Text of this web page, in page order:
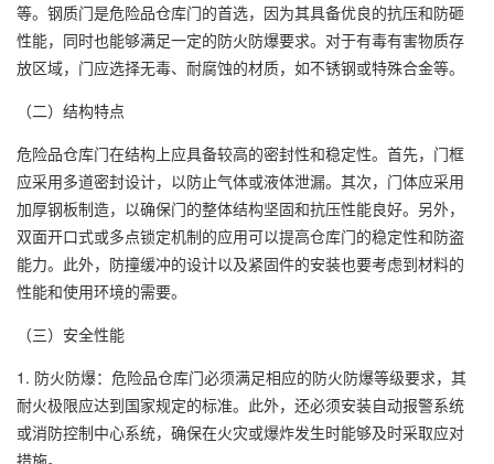
等。钢质门是危险品仓库门的首选，因为其具备优良的抗压和防砸
性能，同时也能够满足一定的防火防爆要求。对于有毒有害物质存
放区域，门应选择无毒、耐腐蚀的材质，如不锈钢或特殊合金等。
（二）结构特点
危险品仓库门在结构上应具备较高的密封性和稳定性。首先，门框
应采用多道密封设计，以防止气体或液体泄漏。其次，门体应采用
加厚钢板制造，以确保门的整体结构坚固和抗压性能良好。另外，
双面开口式或多点锁定机制的应用可以提高仓库门的稳定性和防盗
能力。此外，防撞缓冲的设计以及紧固件的安装也要考虑到材料的
性能和使用环境的需要。
（三）安全性能
1. 防火防爆：危险品仓库门必须满足相应的防火防爆等级要求，其
耐火极限应达到国家规定的标准。此外，还必须安装自动报警系统
或消防控制中心系统，确保在火灾或爆炸发生时能够及时采取应对
措施。